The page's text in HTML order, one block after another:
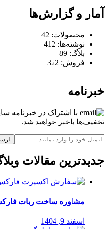
آمار و گزارش‌ها
محصولات: 42
نوشته‌ها: 412
بلاگ: 89
فروش: 322
خبرنامه
با اشتراک در خبرنامه
تخفیف‌ها باخبر خواهید شد.
جدیدترین مقالات
مشاوره ساخت ربات
اسفند 9, 1404